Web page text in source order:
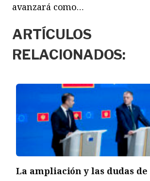
avanzará como…
ARTÍCULOS
RELACIONADOS:
La ampliación y las dudas